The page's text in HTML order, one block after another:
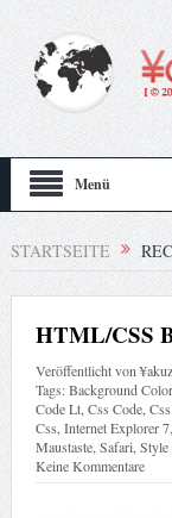
Menü
STARTSEITE
HTML/CSS
Veröffentlicht von
Tags:Background Color
Code Lt, Css Code,
Css Internet Explorer 7,
Maustaste, Safari Style
Keine Kommentare